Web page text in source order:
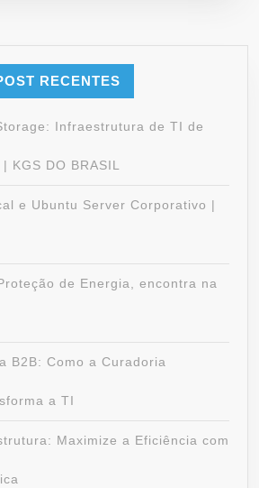
RECENTES
Infraestrutura de TI de
KGS DO BRASIL
e Ubuntu Server Corporativo |
de Energia, encontra na
B2B: Como a Curadoria
a TI
Maximize a Eficiência com